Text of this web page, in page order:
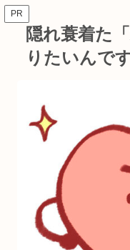
PR
隠れ蓑着た
りたいんで